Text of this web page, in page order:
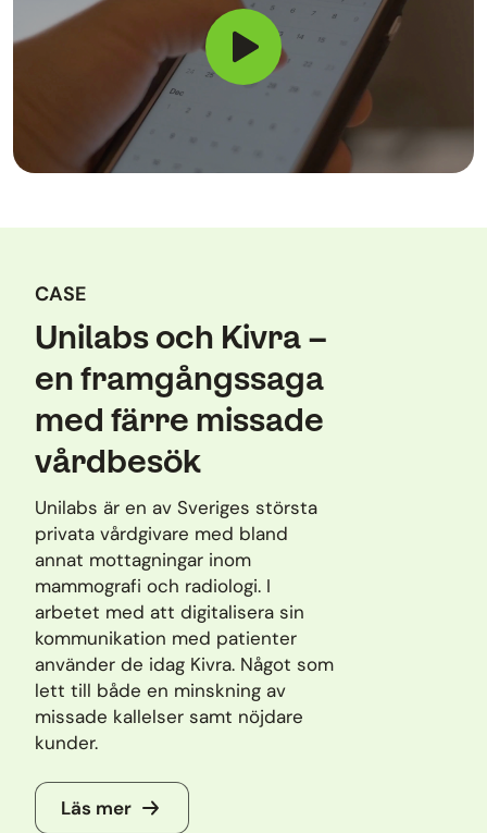
CASE
Unilabs och Kivra –
en framgångssaga
med färre missade
vårdbesök
Unilabs är en av Sveriges största
privata vårdgivare med bland
annat mottagningar inom
mammografi och radiologi. I
arbetet med att digitalisera sin
kommunikation med patienter
använder de idag Kivra. Något som
lett till både en minskning av
missade kallelser samt nöjdare
kunder.
Läs mer